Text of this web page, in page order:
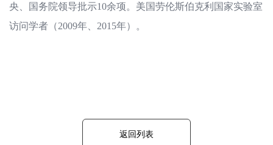
央、国务院领导批示10余项。美国劳伦斯伯克利国家实验室
访问学者（2009年、2015年）。
返回列表